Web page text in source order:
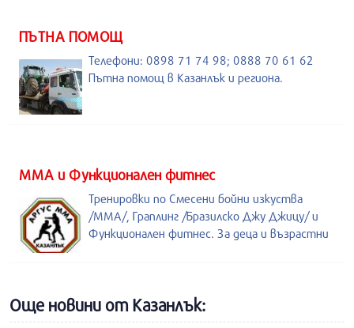
ПЪТНА ПОМОЩ
Телефони: 0898 71 74 98; 0888 70 61 62
Пътна помощ в Казанлък и региона.
ММА и Функционален фитнес
Тренировки по Смесени бойни изкуства
/MMA/, Граплинг /Бразилско Джу Джицу/ и
Функционален фитнес. За деца и възрастни
Още новини от Казанлък: